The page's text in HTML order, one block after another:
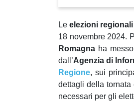
Leelezioni
18 novembre 2024.
Romagna ha
dall’Agenzia di
Regione, sui
dettagli della
necessari per gli